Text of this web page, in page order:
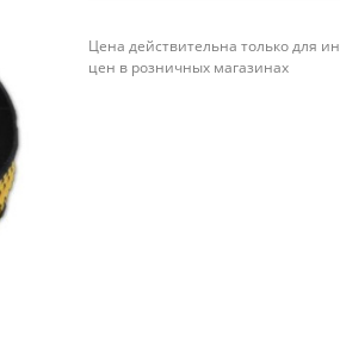
Цена действительна только для
цен в розничных магазинах